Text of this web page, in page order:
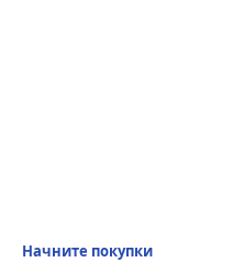
Начните покупки